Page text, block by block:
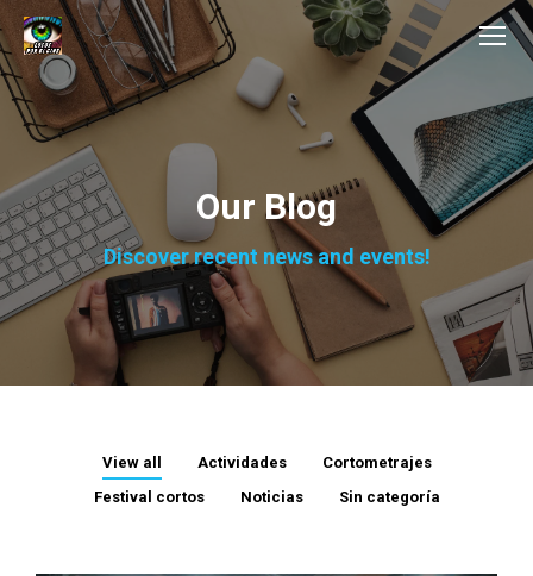
Our Blog
Discover recent news and events!
View all Actividades
Cortometrajes
Festival cortos
Noticias Sin categoría